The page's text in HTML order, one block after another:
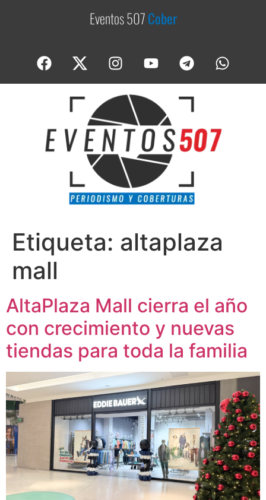
Eventos 507Cobertur
Etiqueta: altaplaza
mall
AltaPlaza Mall cierra el año
con crecimiento y nuevas
tiendas para toda la familia